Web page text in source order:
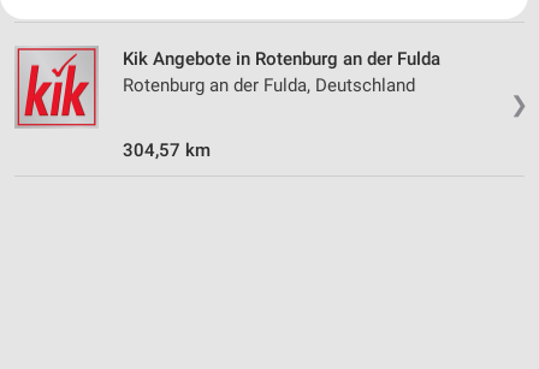
❯
Kik Angebote in Rotenburg an der Fulda
Rotenburg an der Fulda, Deutschland
304,57 km
Website/App.
Partnerliste anzeigen (1 IAB-Anbieter)
Wir nutzen Ihre Daten für folgende Zwecke:
IAB-Verarbeitungszwecke:
Speichern von oder Zugriff auf Informationen